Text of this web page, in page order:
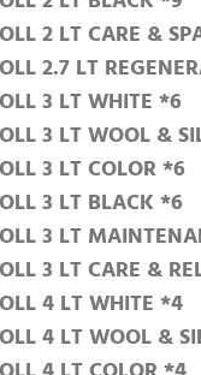
2 LT CARE &
2.7 LT
3 LT WHITE *6
3 LT WOOL &
3 LT COLOR *6
3 LT BLACK *6
3 LT
3 LT CARE &
4 LT WHITE *4
4 LT WOOL &